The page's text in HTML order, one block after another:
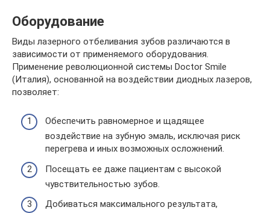
Оборудование
Виды лазерного отбеливания зубов различаются в
зависимости от применяемого оборудования.
Применение революционной системы Doctor Smile
(Италия), основанной на воздействии диодных лазеров,
позволяет:
Обеспечить равномерное и щадящее
воздействие на зубную эмаль, исключая риск
перегрева и иных возможных осложнений.
Посещать ее даже пациентам с высокой
чувствительностью зубов.
Добиваться максимального результата,